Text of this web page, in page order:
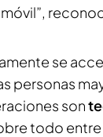
se
personas
son
todo